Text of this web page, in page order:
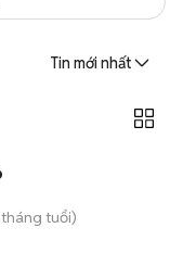
Tin mới nhất
tuổi)